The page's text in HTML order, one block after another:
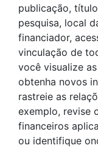
publicação,
pesquisa, local
financiador,
vinculação de
você visualize
obtenha novos
rastreie as
exemplo, revise
financeiros
ou identifique